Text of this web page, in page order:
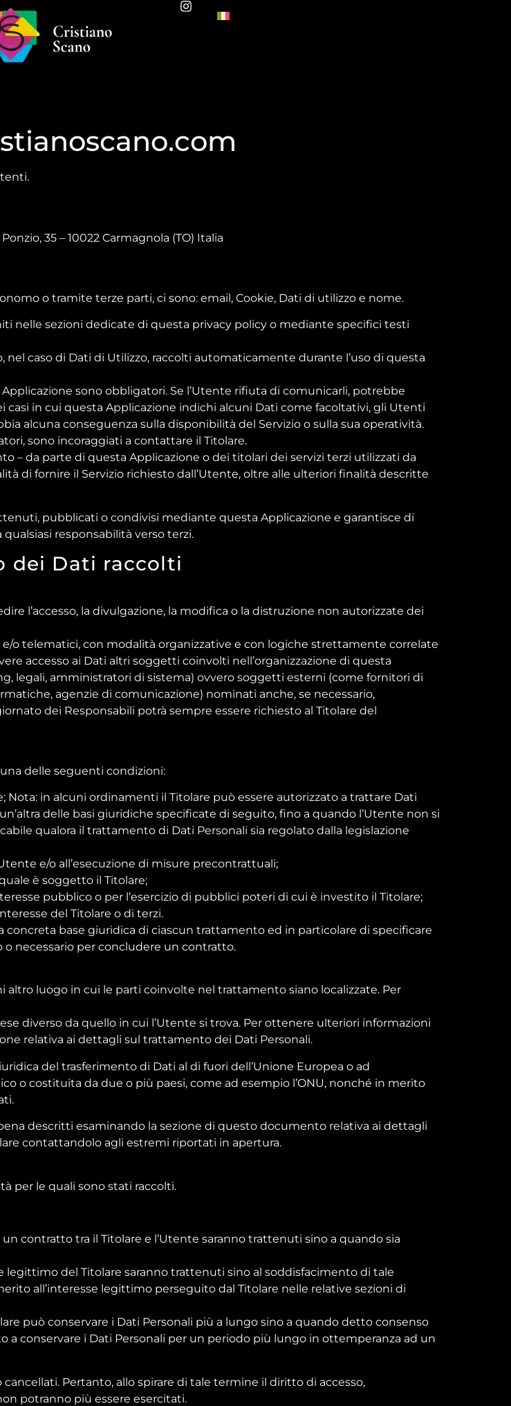
35 – 10022 Carmagnola (TO) Italia
o tramite terze parti, ci sono: email, Cookie, Dati di utilizzo e nome.
nelle sezioni dedicate di questa privacy policy o mediante specifici testi
caso di Dati di Utilizzo, raccolti automaticamente durante l’uso di questa
sono obbligatori. Se l’Utente rifiuta di comunicarli, potrebbe
casi in cui questa Applicazione indichi alcuni Dati come facoltativi, gli Utenti
alcuna conseguenza sulla disponibilità del Servizio o sulla sua operatività.
sono incoraggiati a contattare il Titolare.
– da parte di questa Applicazione o dei titolari dei servizi terzi utilizzati da
di fornire il Servizio richiesto dall’Utente, oltre alle ulteriori finalità descritte
pubblicati o condivisi mediante questa Applicazione e garantisce di
responsabilità verso terzi.
dei Dati raccolti
l’accesso, la divulgazione, la modifica o la distruzione non autorizzate dei
telematici, con modalità organizzative e con logiche strettamente correlate
accesso ai Dati altri soggetti coinvolti nell’organizzazione di questa
legali, amministratori di sistema) ovvero soggetti esterni (come fornitori di
agenzie di comunicazione) nominati anche, se necessario,
dei Responsabili potrà sempre essere richiesto al Titolare del
delle seguenti condizioni:
in alcuni ordinamenti il Titolare può essere autorizzato a trattare Dati
delle basi giuridiche specificate di seguito, fino a quando l’Utente non si
qualora il trattamento di Dati Personali sia regolato dalla legislazione
e/o all’esecuzione di misure precontrattuali;
è soggetto il Titolare;
pubblico o per l’esercizio di pubblici poteri di cui è investito il Titolare;
del Titolare o di terzi.
base giuridica di ciascun trattamento ed in particolare di specificare
necessario per concludere un contratto.
luogo in cui le parti coinvolte nel trattamento siano localizzate. Per
diverso da quello in cui l’Utente si trova. Per ottenere ulteriori informazioni
relativa ai dettagli sul trattamento dei Dati Personali.
del trasferimento di Dati al di fuori dell’Unione Europea o ad
o costituita da due o più paesi, come ad esempio l’ONU, nonché in merito
descritti esaminando la sezione di questo documento relativa ai dettagli
contattandolo agli estremi riportati in apertura.
per le quali sono stati raccolti.
contratto tra il Titolare e l’Utente saranno trattenuti sino a quando sia
legittimo del Titolare saranno trattenuti sino al soddisfacimento di tale
all’interesse legittimo perseguito dal Titolare nelle relative sezioni di
può conservare i Dati Personali più a lungo sino a quando detto consenso
a conservare i Dati Personali per un periodo più lungo in ottemperanza ad un
Pertanto, allo spirare di tale termine il diritto di accesso,
potranno più essere esercitati.